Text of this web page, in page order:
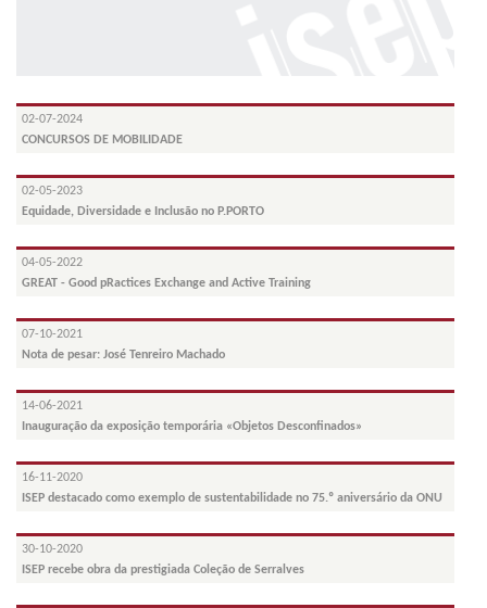
02-07-2024
CONCURSOS DE MOBILIDADE
02-05-2023
Equidade, Diversidade e Inclusão no P.PORTO
04-05-2022
GREAT - Good pRactices Exchange and Active Training
07-10-2021
Nota de pesar: José Tenreiro Machado
14-06-2021
Inauguração da exposição temporária «Objetos Desconfinados»
16-11-2020
ISEP destacado como exemplo de sustentabilidade no 75.º aniversário da ONU
30-10-2020
ISEP recebe obra da prestigiada Coleção de Serralves